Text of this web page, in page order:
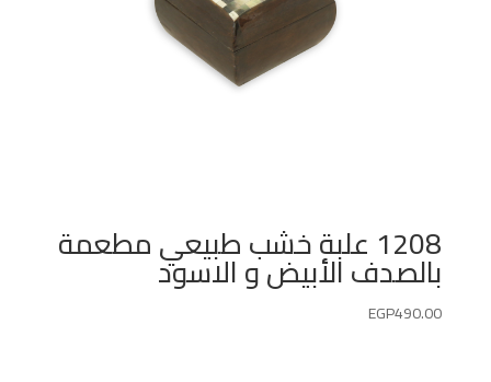
1208 علبة خشب طبيعي مطعمة
بالصدف الأبيض و الاسود
EGP490.00